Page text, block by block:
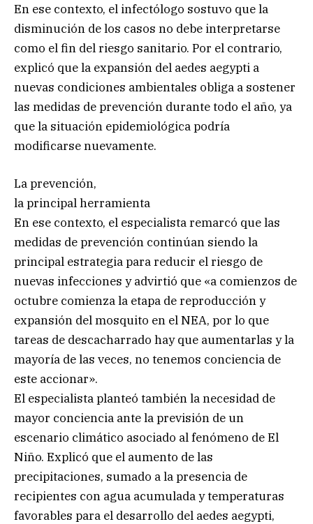
En ese contexto, el infectólogo sostuvo que la
disminución de los casos no debe interpretarse
como el fin del riesgo sanitario. Por el contrario,
explicó que la expansión del aedes aegypti a
nuevas condiciones ambientales obliga a sostener
las medidas de prevención durante todo el año, ya
que la situación epidemiológica podría
modificarse nuevamente.
La prevención,
la principal herramienta
En ese contexto, el especialista remarcó que las
medidas de prevención continúan siendo la
principal estrategia para reducir el riesgo de
nuevas infecciones y advirtió que «a comienzos de
octubre comienza la etapa de reproducción y
expansión del mosquito en el NEA, por lo que
tareas de descacharrado hay que aumentarlas y la
mayoría de las veces, no tenemos conciencia de
este accionar».
El especialista planteó también la necesidad de
mayor conciencia ante la previsión de un
escenario climático asociado al fenómeno de El
Niño. Explicó que el aumento de las
precipitaciones, sumado a la presencia de
recipientes con agua acumulada y temperaturas
favorables para el desarrollo del aedes aegypti,